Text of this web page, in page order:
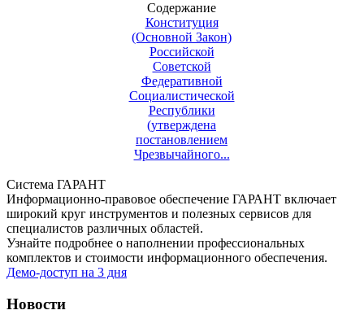
Содержание
Конституция
(Основной Закон)
Российской
Советской
Федеративной
Социалистической
Республики
(утверждена
постановлением
Чрезвычайного...
Система ГАРАНТ
Информационно-правовое обеспечение ГАРАНТ включает
широкий круг инструментов и полезных сервисов для
специалистов различных областей.
Узнайте подробнее о наполнении профессиональных
комплектов и стоимости информационного обеспечения.
Демо-доступ на 3 дня
Новости